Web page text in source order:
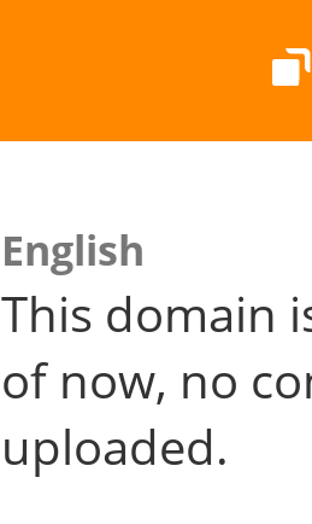
English
This domain
of now, no
uploaded.